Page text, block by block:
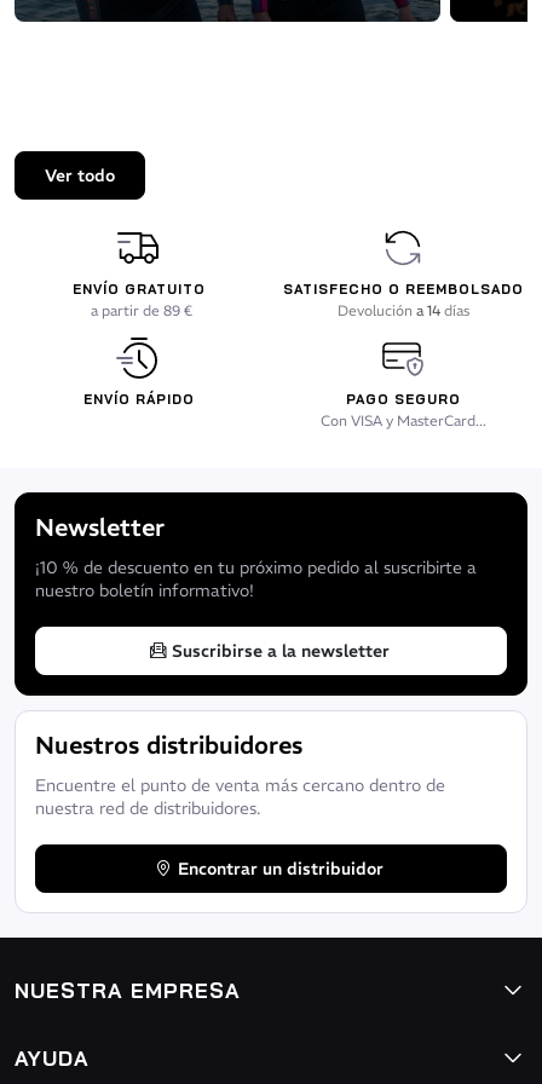
Ver todo
ENVÍO GRATUITO
a partir de 89 €
SATISFECHO O REEMBOLSADO
Devolución a 14 días
ENVÍO RÁPIDO PAGO SEGURO
Con VISA y MasterCard...
Newsletter
¡10 % de descuento en tu próximo pedido al suscribirte a
nuestro boletín informativo!
Suscribirse a la newsletter
Nuestros distribuidores
Encuentre el punto de venta más cercano dentro de
nuestra red de distribuidores.
Encontrar un distribuidor
NUESTRA EMPRESA
AYUDA